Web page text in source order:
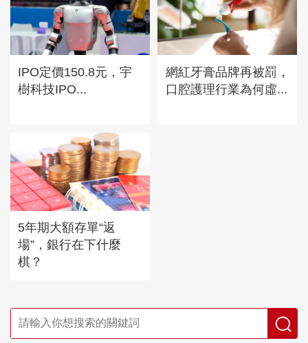
IPO定價150.8元，宇
樹科技IPO...
網紅牙膏品牌再被罰，
口腔護理行業為何虛...
5年期大額存單“返
場”，銀行在下什麼
棋？